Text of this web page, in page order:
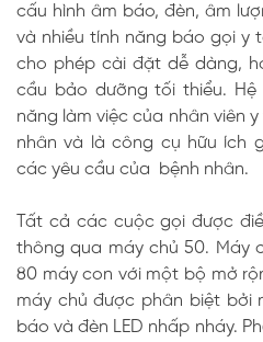
cấu hình âm báo, đèn, âm
và nhiều tính năng báo gọi y
cho phép cài đặt dễ dàng,
cầu bảo dưỡng tối thiểu.
năng làm việc của nhân viên
nhân và là công cụ hữu ích
các yêu cầu của bệnh nhân.
Tất cả các cuộc gọi được
thông qua máy chủ 50. Máy
80 máy con với một bộ mở
máy chủ được phân biệt bởi
báo và đèn LED nhấp nháy.